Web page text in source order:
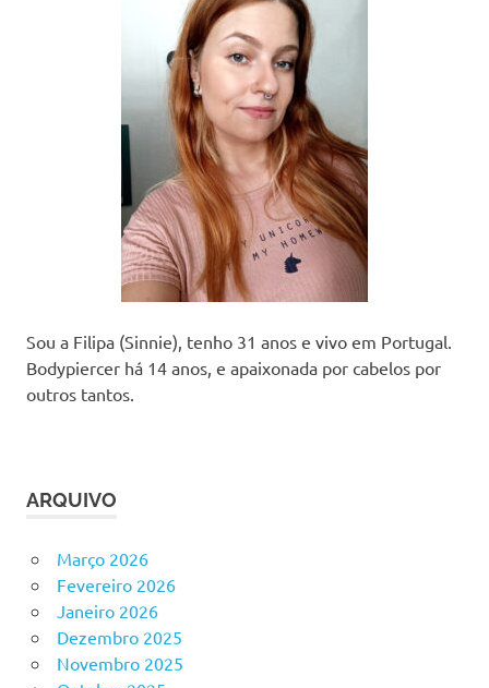
Sou a Filipa (Sinnie), tenho 31 anos e vivo em Portugal.
Bodypiercer há 14 anos, e apaixonada por cabelos por
outros tantos.
ARQUIVO
Março 2026
Fevereiro 2026
Janeiro 2026
Dezembro 2025
Novembro 2025